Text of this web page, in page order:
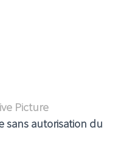
Picture
sans autorisation du